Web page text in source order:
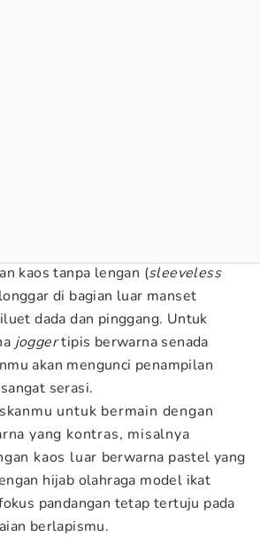
kaos tanpa lengan (sleeveless
di bagian luar manset
dada dan pinggang. Untuk
joggertipis berwarna senada
akan mengunci penampilan
serasi.
untuk bermain dengan
yang kontras, misalnya
kaos luar berwarna pastel yang
hijab olahraga model ikat
pandangan tetap tertuju pada
berlapismu.